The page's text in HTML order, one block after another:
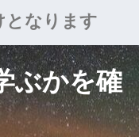
となります
ぶかを確